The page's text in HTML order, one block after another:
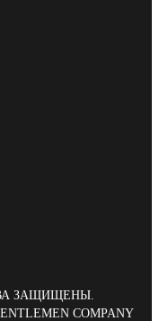
ЗАЩИЩЕНЫ.
COMPANY